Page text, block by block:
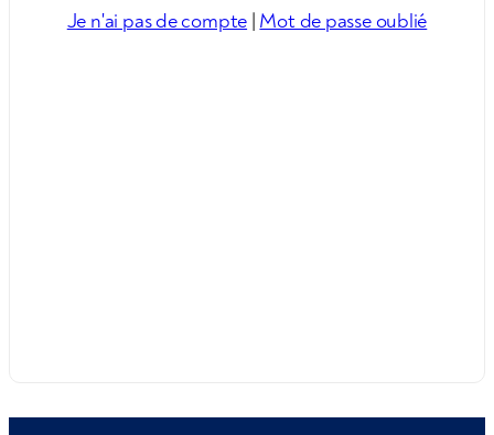
Je n'ai pas de compte | Mot de passe oublié